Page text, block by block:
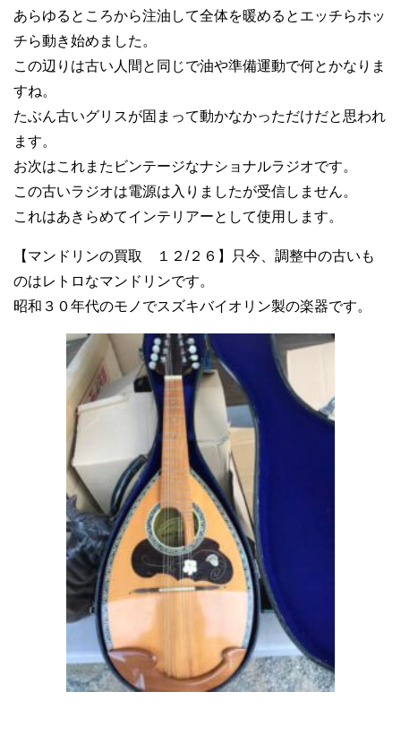
あらゆるところから注油して全体を暖めるとエッチらホッ
チら動き始めました。
この辺りは古い人間と同じで油や準備運動で何とかなりま
すね。
たぶん古いグリスが固まって動かなかっただけだと思われ
ます。
お次はこれまたビンテージなナショナルラジオです。
この古いラジオは電源は入りましたが受信しません。
これはあきらめてインテリアーとして使用します。
【マンドリンの買取 １２/２６】只今、調整中の古いも
のはレトロなマンドリンです。
昭和３０年代のモノでスズキバイオリン製の楽器です。